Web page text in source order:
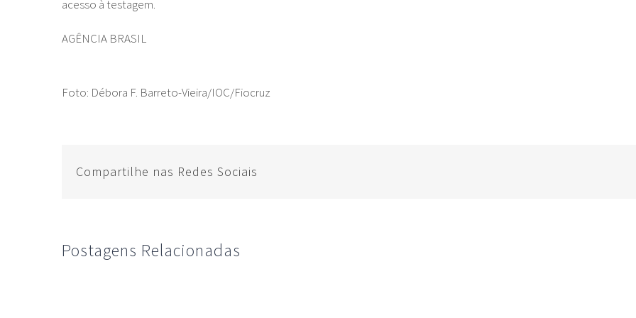
acesso à testagem.
AGÊNCIA BRASIL
Foto: Débora F. Barreto-Vieira/IOC/Fiocruz
Compartilhe nas Redes Sociais
Postagens Relacionadas